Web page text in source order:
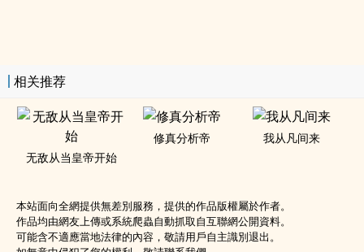
相关推荐
无敌从当皇帝开始
修真分析帝 我从凡间来
本站面向全網提供無差別服務，提供的作品版權屬於作者。
作品均由網友上傳或系統爬蟲自動抓取自互聯網公開資料。
可能含不適應當地法律的內容，敬請用戶自主識別退出。